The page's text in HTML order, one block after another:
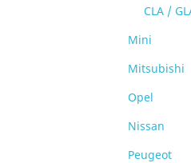
CLA /
Mini
Mitsubishi
Opel
Nissan
Peugeot